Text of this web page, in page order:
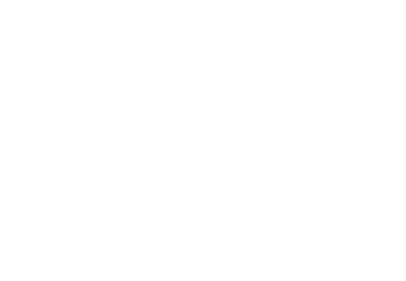
御機器販売店・
。
ようお願いしま
ズにご登録され
1000ppm以下、
、
ない年数を意
可)を取得する
通知します。
、取り引きをい
ムロン制御